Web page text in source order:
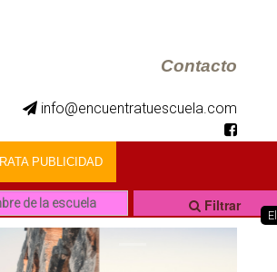
Contacto
info@encuentratuescuela.com
PUBLICIDAD
Filtrar